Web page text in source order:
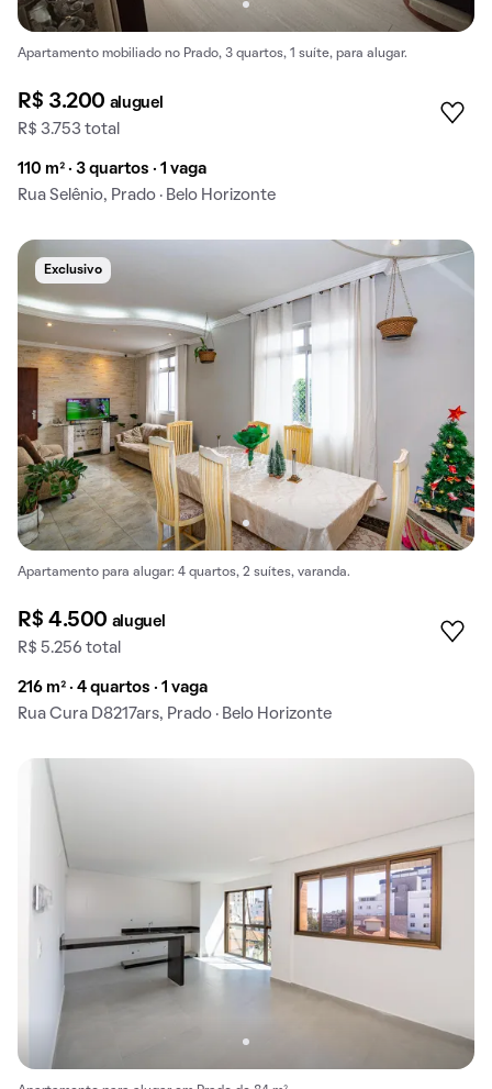
Apartamento mobiliado no Prado, 3 quartos, 1 suíte, para alugar.
R$ 3.200 aluguel
R$ 3.753 total
110 m² · 3 quartos · 1 vaga
Rua Selênio, Prado · Belo Horizonte
Exclusivo
Apartamento para alugar: 4 quartos, 2 suítes, varanda.
R$ 4.500 aluguel
R$ 5.256 total
216 m² · 4 quartos · 1 vaga
Rua Cura D8217ars, Prado · Belo Horizonte